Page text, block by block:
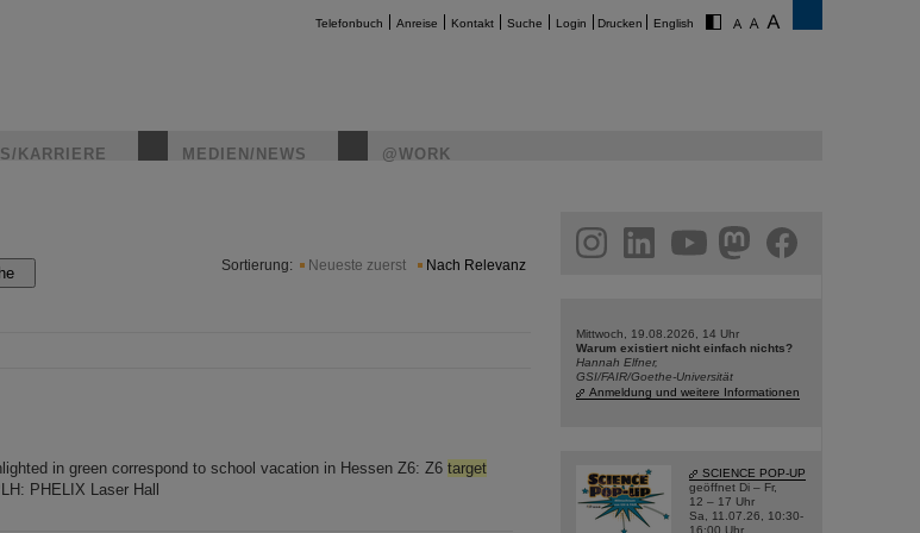
Telefonbuch Anreise Kontakt Suche Login Drucken English
KARRIERE MEDIEN/NEWS @WORK
Sortierung: Neueste zuerst Nach Relevanz
in green correspond to school vacation in Hessen Z6: Z6 target
PHELIX Laser Hall
facebook
Mittwoch, 19.08.2026, 14 Uhr
Warum existiert nicht einfach nichts?
Hannah Elfner,
GSI/FAIR/Goethe-Universität
Anmeldung und weitere Informationen
SCIENCE POP-UP
geöffnet Di – Fr,
12 – 17 Uhr
Sa, 11.07.26, 10:30-
16:00 Uhr